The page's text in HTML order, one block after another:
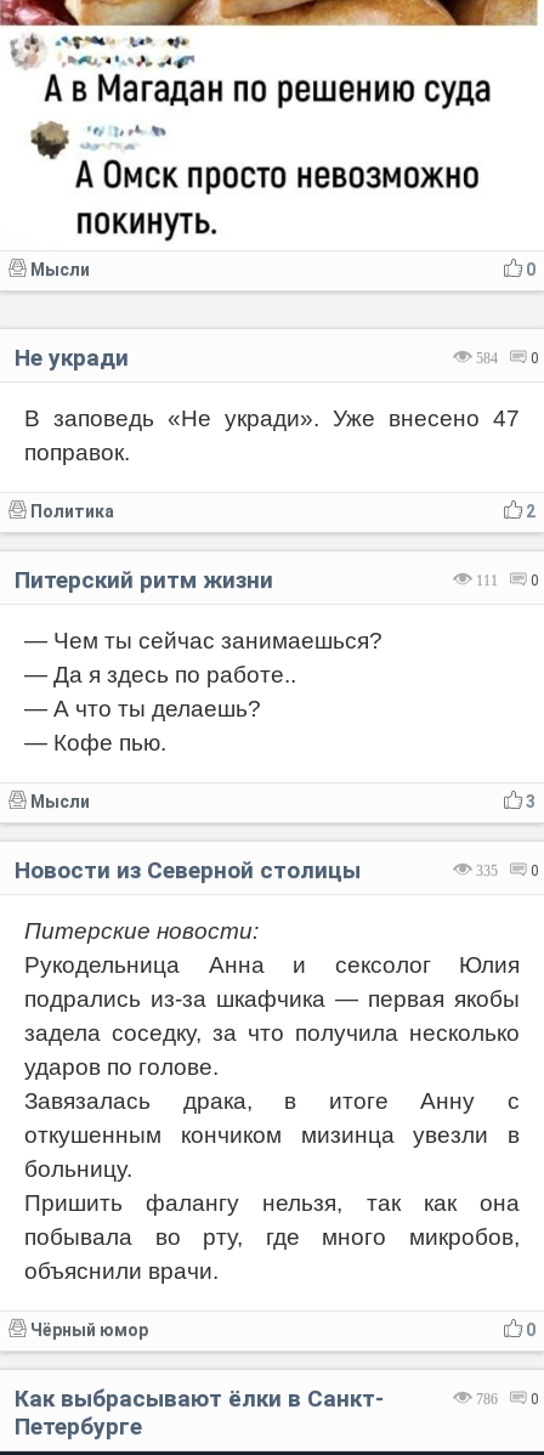
0
Мысли
584 0
Не укради
В заповедь «Не укради». Уже внесено 47
поправок.
2
Политика
111 0
Питерский ритм жизни
— Чем ты сейчас занимаешься?
— Да я здесь по работе..
— А что ты делаешь?
— Кофе пью.
3
Мысли
335 0
Новости из Северной столицы
Питерские новости:
Рукодельница Анна и сексолог Юлия
подрались из-за шкафчика — первая якобы
задела соседку, за что получила несколько
ударов по голове.
Завязалась драка, в итоге Анну с
откушенным кончиком мизинца увезли в
больницу.
Пришить фалангу нельзя, так как она
побывала во рту, где много микробов,
объяснили врачи.
0
Чёрный юмор
786 0
Как выбрасывают ёлки в Санкт-
Петербурге